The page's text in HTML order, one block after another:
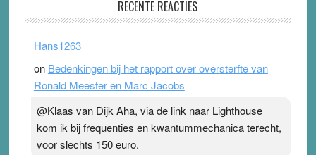
Ward van Beek
topsporters. Ze hopen ermee hun hartslag te verlagen
terwijl ze meer zuurstof opnemen. Daarop heeft zo’n
pleister geen effect. Maar het gevoel ‘makkelijker te
Pleisterplakkers in de topspsort ›[...]
RECENTE REACTIES
Hans1263
on Bedenkingen bij het rapport over oversterfte van
Ronald Meester en Marc Jacobs
@Klaas van Dijk Aha, via de link naar Lighthouse
kom ik bij frequenties en kwantummechanica terecht,
voor slechts 150 euro.